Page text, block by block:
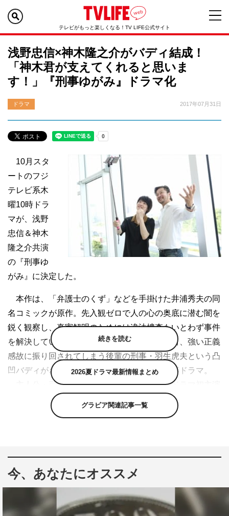
テレビがもっと楽しくなる！TV LIFE公式サイト
浅野忠信×神木隆之介がバディ結成！
「神木君が支えてくれると思いま
す！」『刑事ゆがみ』ドラマ化
ドラマ 2017年07月31日
10月スタ
ートのフジ
テレビ系木
曜10時ドラ
マが、浅野
忠信＆神木
隆之介共演
の『刑事ゆ
がみ』に決定した。
本作は、「弁護士のくず」などを手掛けた井浦秀夫の同
名コミックが原作。先入観ゼロで人の心の奥底に潜む闇を
鋭く観察し、真実解明のためには違法捜査もいとわず事件
を解決していく弓神適当と、成績優秀で真面目、強い正義
感故に振り回されてしまう後輩の刑事・羽生虎夫という凸
凹バディがさまざまな事件を解決していく刑事ドラマ。
主人公・弓神を演じるのは今作が民放連続ドラマ初主演
となる浅野忠信。弓神とバディを組む羽生を演じるのは、
初の刑事役に挑戦する神木隆之介。演出は『ガリレオ』
■浅野忠信
◇出演が決まった時の感想
「ラッキー！と思いました！」
続きを読む
2026夏ドラマ最新情報まとめ
グラビア関連記事一覧
今、あなたにオススメ